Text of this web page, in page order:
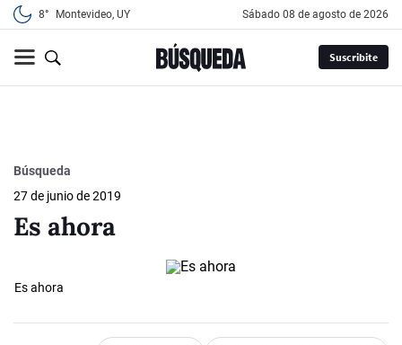
8° Montevideo, UY sábado 08 de agosto de 2026
Suscribite
Búsqueda
27 de junio de 2019
Es ahora
Es ahora